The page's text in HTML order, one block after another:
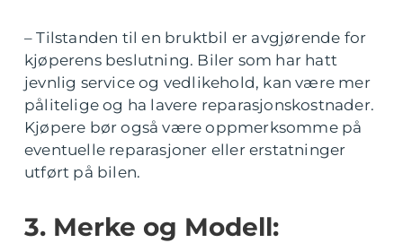
– Tilstanden til en bruktbil er avgjørende for
kjøperens beslutning. Biler som har hatt
jevnlig service og vedlikehold, kan være mer
pålitelige og ha lavere reparasjonskostnader.
Kjøpere bør også være oppmerksomme på
eventuelle reparasjoner eller erstatninger
utført på bilen.
3. Merke og Modell: